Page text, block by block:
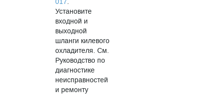
Установите
входной и
выходной
шланги килевого
охладителя. См.
Руководство по
диагностике
неисправностей
и ремонту